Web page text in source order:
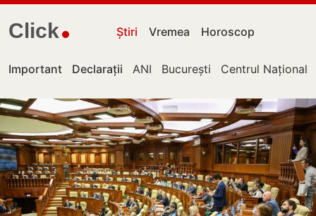
Click Știri Vremea Horoscop
Important Declarații ANI București Centrul Național